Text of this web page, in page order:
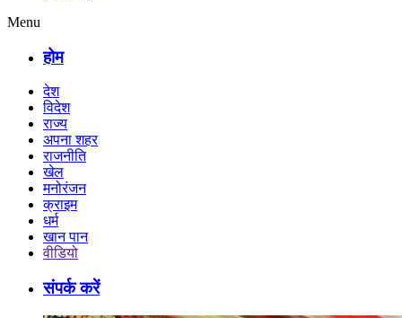
Menu
होम
देश
विदेश
राज्य
अपना शहर
राजनीति
खेल
मनोरंजन
क्राइम
धर्म
खान पान
वीडियो
संपर्क करें